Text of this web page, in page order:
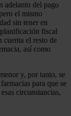
adelanto del pago
el mismo
sin tener en
fiscal
cuenta el resto de
así como
y, por tanto, se
para que se
circunstancias,